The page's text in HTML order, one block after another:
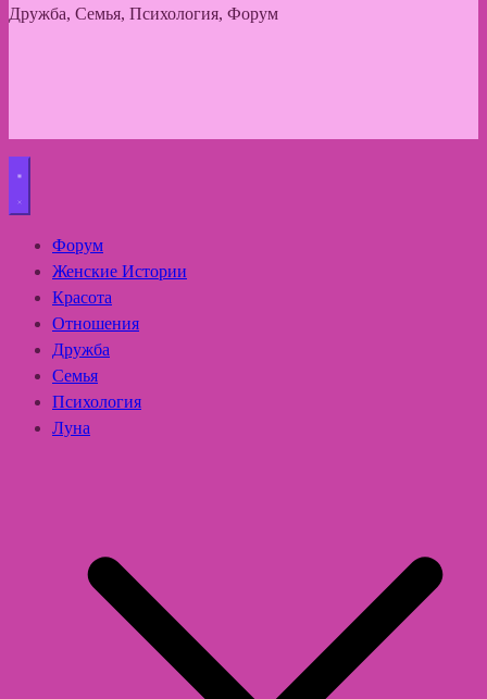
Дружба, Семья, Психология, Форум
Форум
Женские Истории
Красота
Отношения
Дружба
Семья
Психология
Луна